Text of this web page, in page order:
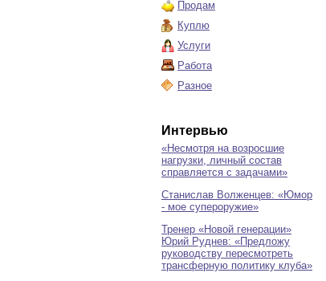
Продам
Куплю
Услуги
Работа
Разное
Интервью
«Несмотря на возросшие
нагрузки, личный состав
справляется с задачами»
Станислав Волженцев: «Юмор
- мое супероружие»
Тренер «Новой генерации»
Юрий Руднев: «Предложу
руководству пересмотреть
трансферную политику клуба»